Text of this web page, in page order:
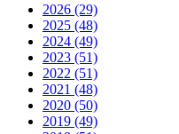
2026 (29)
2025 (48)
2024 (49)
2023 (51)
2022 (51)
2021 (48)
2020 (50)
2019 (49)